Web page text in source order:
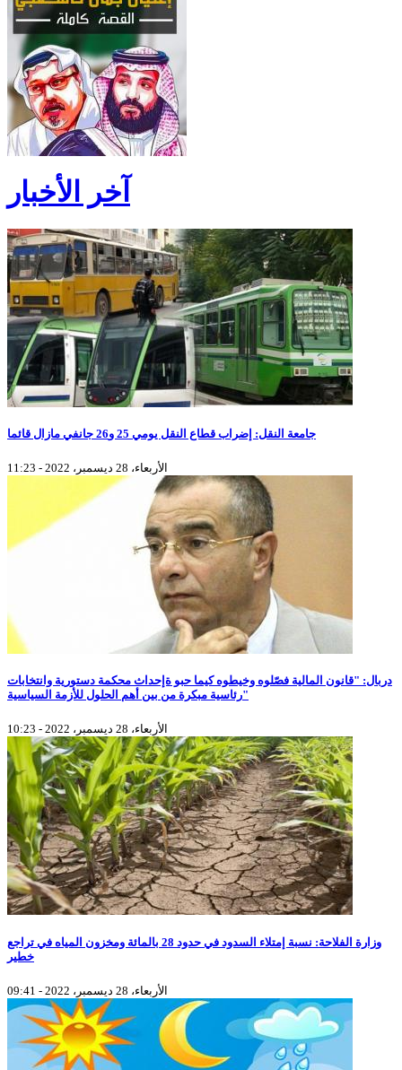
آخر الأخبار
جامعة النقل: إضراب قطاع النقل يومي 25 و26 جانفي مازال قائما
الأربعاء، 28 ديسمبر، 2022 - 11:23
دربال: "قانون المالية فصّلوه وخيطوه كيما حبو ةإحداث محكمة دستورية وانتخابات
رئاسية مبكرة من بين أهم الحلول للأزمة السياسية"
الأربعاء، 28 ديسمبر، 2022 - 10:23
وزارة الفلاحة: نسبة إمتلاء السدود في حدود 28 بالمائة ومخزون المياه في تراجع
خطير
الأربعاء، 28 ديسمبر، 2022 - 09:41